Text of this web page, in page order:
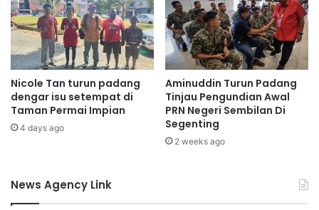
r
j
u
m
l
a
h
R
M
5
0
e
r
m
a
R
M
2
,
d
a
Nicole Tan turun padang
dengar isu setempat di
Taman Permai Impian
4 days ago
Aminuddin Turun Padang
Tinjau Pengundian Awal
PRN Negeri Sembilan Di
Segenting
2 weeks ago
News Agency Link